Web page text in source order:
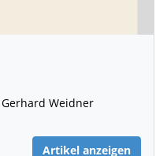
Weidner
Artikel anzeigen